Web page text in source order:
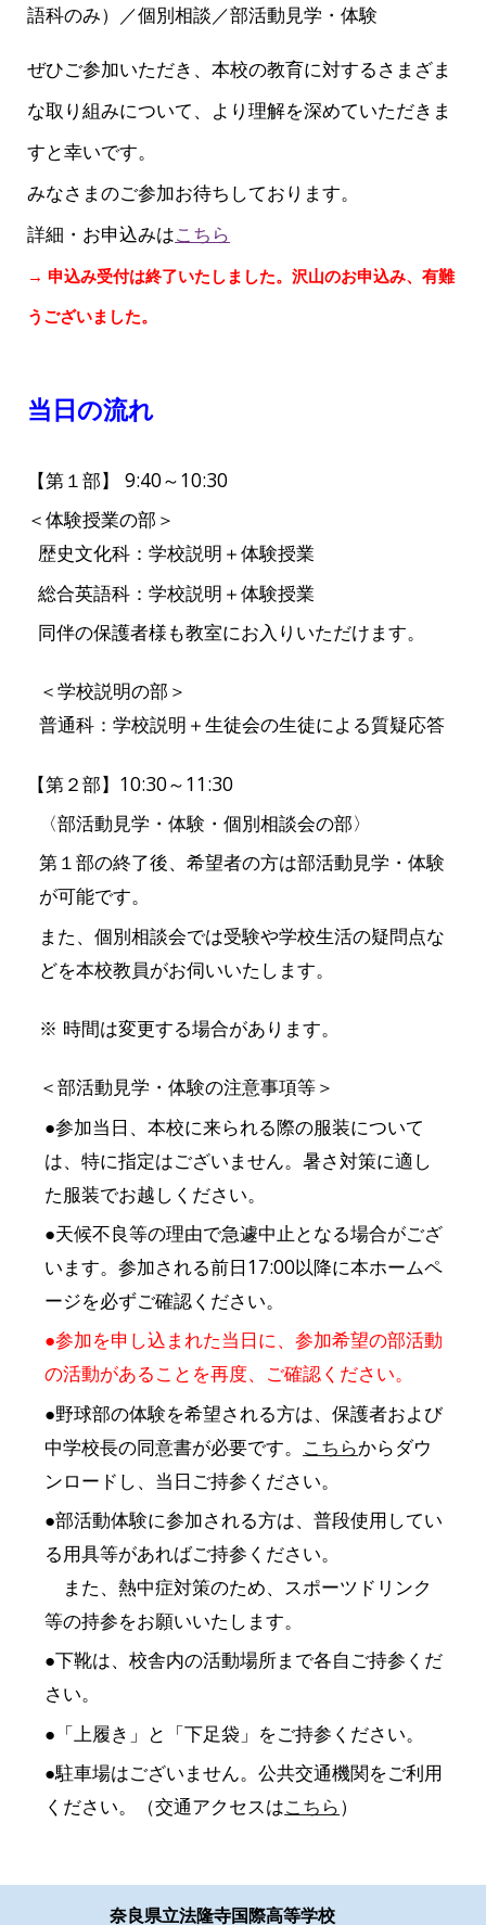
語科のみ）／個別相談／部活動見学・体験
ぜひご参加いただき、本校の教育に対するさまざま
な取り組みについて、より理解を深めていただきま
すと幸いです。
みなさまのご参加お待ちしております。
詳細・お申込みはこちら
→ 申込み受付は終了いたしました。沢山のお申込み、有難
うございました。
当日の流れ
【第１部】 9:40～10:30
＜体験授業の部＞
歴史文化科：学校説明＋体験授業
総合英語科：学校説明 ＋体験授業
同伴の保護者様も教室にお入りいただけます。
＜学校説明の部＞
普通科：学校説明＋生徒会の生徒による質疑応答
【第２部】10:30～11:30
〈部活動見学・体験・個別相談会の部〉
第１部の終了後、希望者の方は部活動見学・体験
が可能です。
また、個別相談会では受験や学校生活の疑問点な
どを本校教員がお伺いいたします。
※ 時間は変更する場合があります。
＜部活動見学・体験の注意事項等＞
●参加当日、本校に来られる際の服装について
は、特に指定はございません。暑さ対策に適し
た服装でお越しください。
●天候不良等の理由で急遽中止となる場合がござ
います。参加される前日17:00以降に本ホームペ
ージを必ずご確認ください。
●参加を申し込まれた当日に、参加希望の部活動
の活動があることを再度、ご確認ください。
●野球部の体験を希望される方は、保護者および
中学校長の同意書が必要です。 こちらからダウ
ンロードし、当日ご持参ください。
●部活動体験に参加される方は、普段使用してい
る用具等があればご持参ください。
また、熱中症対策のため、スポーツドリンク
等の持参をお願いいたします。
●下靴は、校舎内の活動場所まで各自ご持参くだ
さい。
●「上履き」と「下足袋」をご持参ください。
●駐車場はございません。公共交通機関をご利用
ください。（交通アクセスはこちら）
奈良県立法隆寺国際高等学校